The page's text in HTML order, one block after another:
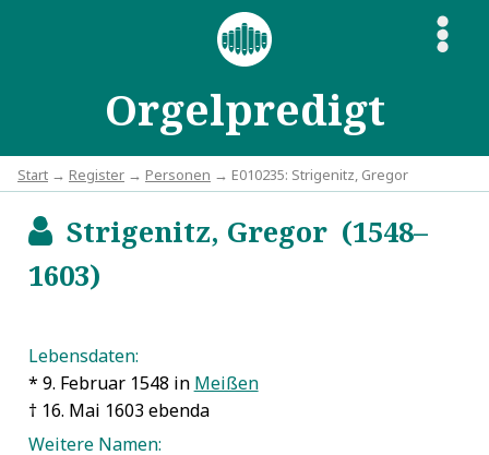
Orgelpredigt
S
Start → Register → Personen → E010235: Strigenitz, Gregor
bStrigenitz, Gregor (1548–
1603)
Lebensdaten:
* 9. Februar 1548 in Meißen
† 16. Mai 1603 ebenda
Weitere Namen: